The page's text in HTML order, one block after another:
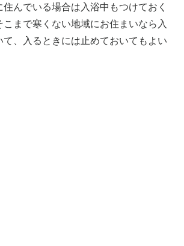
んでいる場合は入浴中もつけておく
こまで寒くない地域にお住まいなら入
て、入るときには止めておいてもよい